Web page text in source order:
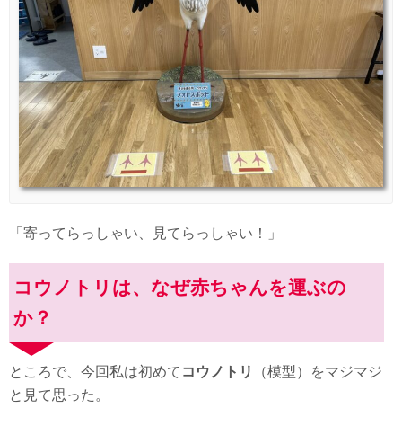
「寄ってらっしゃい、見てらっしゃい！」
コウノトリは、なぜ赤ちゃんを運ぶの
か？
ところで、今回私は初めて コウノトリ
（模型）をマジマジ
と見て思った。